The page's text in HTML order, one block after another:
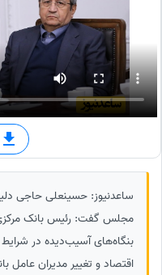
ساعدنیوز: حسینعلی حاجی
مجلس گفت: رئیس‌ بانک
بنگاه‌های آسیب‌دیده در
اقتصاد و تغییر مدیران عامل